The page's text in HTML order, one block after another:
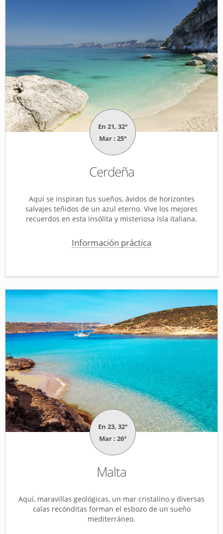
En 21, 32°
Mar : 25°
Cerdeña
Aquí se inspiran tus sueños, ávidos de horizontes
salvajes teñidos de un azul eterno. Vive los mejores
recuerdos en esta insólita y misteriosa isla italiana.
Información práctica
En 23, 32°
Mar : 26°
Malta
Aquí, maravillas geológicas, un mar cristalino y diversas
calas recónditas forman el esbozo de un sueño
mediterráneo.